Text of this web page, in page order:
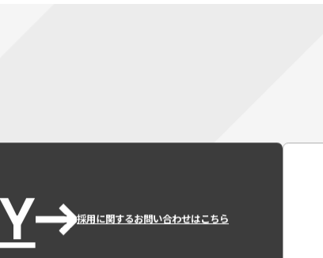
採用に関するお問い合わせはこちら